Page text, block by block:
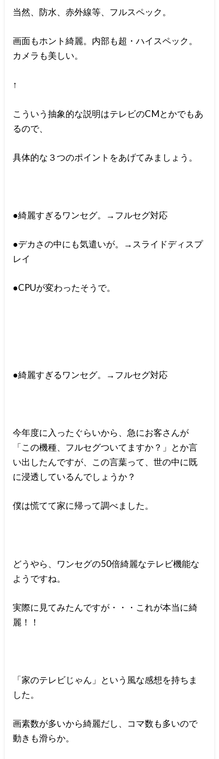
当然、防水、赤外線等、フルスペック。
画面もホント綺麗。内部も超・ハイスペック。
カメラも美しい。
↑
こういう抽象的な説明はテレビのCMとかでもあ
るので、
具体的な３つのポイントをあげてみましょう。
●綺麗すぎるワンセグ。→フルセグ対応
●デカさの中にも気遣いが。→スライドディスプ
レイ
●CPUが変わったそうで。
●綺麗すぎるワンセグ。→フルセグ対応
今年度に入ったぐらいから、急にお客さんが
「この機種、フルセグついてますか？」とか言
い出したんですが、この言葉って、世の中に既
に浸透しているんでしょうか？
僕は慌てて家に帰って調べました。
どうやら、ワンセグの50倍綺麗なテレビ機能な
ようですね。
実際に見てみたんですが・・・これが本当に綺
麗！！
「家のテレビじゃん」という風な感想を持ちま
した。
画素数が多いから綺麗だし、コマ数も多いので
動きも滑らか。